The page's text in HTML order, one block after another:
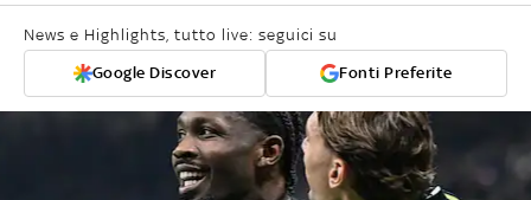
News e Highlights, tutto live: seguici su
Google Discover Fonti Preferite